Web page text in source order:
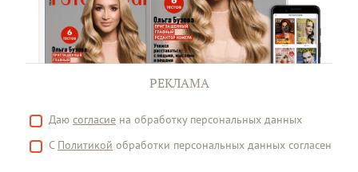
РЕКЛАМА
Даю согласие на обработку персональных данных
С Политикой обработки персональных данных согласен